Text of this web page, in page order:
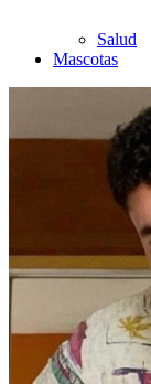
Salud
Mascotas